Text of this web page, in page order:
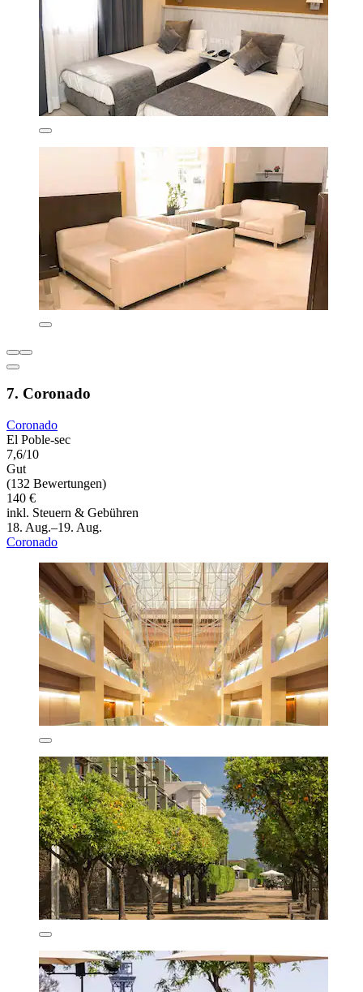
7. Coronado
Coronado
El Poble-sec
7,6/10
Gut
(132 Bewertungen)
140 €
inkl. Steuern & Gebühren
18. Aug.–19. Aug.
Coronado